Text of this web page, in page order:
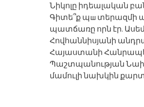
Նիկոլը իդեալական
Գիտե՞ք պш տերազմի
պատճառը որն էր.
Հովհաննիսյանի
Հայաստանի
Պաշտպանության
մամուլի նախկին